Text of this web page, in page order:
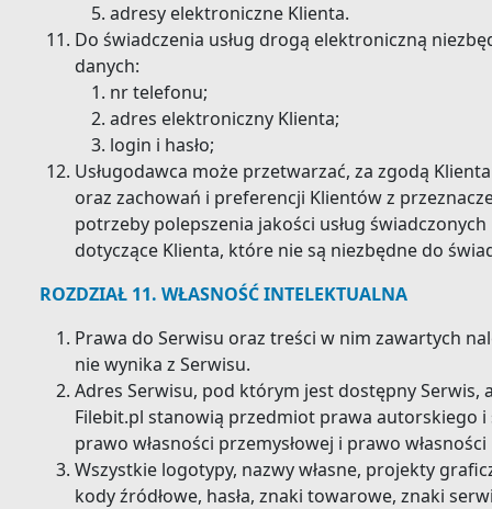
adresy elektroniczne Klienta.
Do świadczenia usług drogą elektroniczną
danych:
nr telefonu;
adres elektroniczny Klienta;
login i hasło;
Usługodawca może przetwarzać, za zgodą
oraz zachowań i preferencji Klientów z
potrzeby polepszenia jakości usług
dotyczące Klienta, które nie są niezbędne do
ROZDZIAŁ 11. WŁASNOŚĆ INTELEKTUALNA
Prawa do Serwisu oraz treści w nim zawartych
nie wynika z Serwisu.
Adres Serwisu, pod którym jest dostępny
Filebit.pl stanowią przedmiot prawa autorskiego
prawo własności przemysłowej i prawo
Wszystkie logotypy, nazwy własne, projekty
kody źródłowe, hasła, znaki towarowe, znaki